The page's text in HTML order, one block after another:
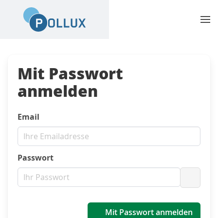
Mit Passwort
anmelden
Email
Passwort
Mit Passwort anmelden